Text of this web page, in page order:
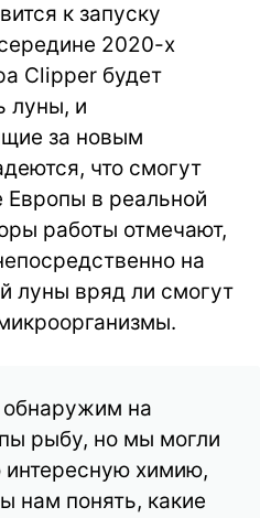
к запуску
2020-х
Clipper будет
луны, и
за новым
что смогут
Европы в реальной
работы отмечают,
на
луны вряд ли смогут
на
рыбу, но мы могли
интересную химию,
нам понять, какие